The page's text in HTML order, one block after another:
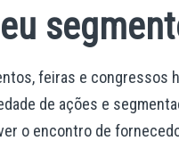
feiras e congressos
de ações e
o encontro de